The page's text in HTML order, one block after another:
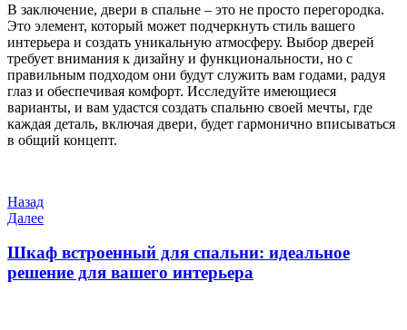
В заключение, двери в спальне – это не просто перегородка.
Это элемент, который может подчеркнуть стиль вашего
интерьера и создать уникальную атмосферу. Выбор дверей
требует внимания к дизайну и функциональности, но с
правильным подходом они будут служить вам годами, радуя
глаз и обеспечивая комфорт. Исследуйте имеющиеся
варианты, и вам удастся создать спальню своей мечты, где
каждая деталь, включая двери, будет гармонично вписываться
в общий концепт.
Навигация
по
записям
Предыдущая
запись
Назад
Следующая
Далее
Шкаф встроенный для спальни: идеальное
решение для вашего интерьера